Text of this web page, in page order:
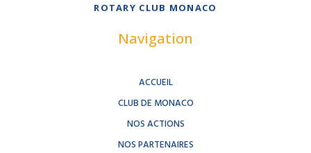
ROTARY CLUB MONACO
Navigation
ACCUEIL
CLUB DE MONACO
NOS ACTIONS
NOS PARTENAIRES